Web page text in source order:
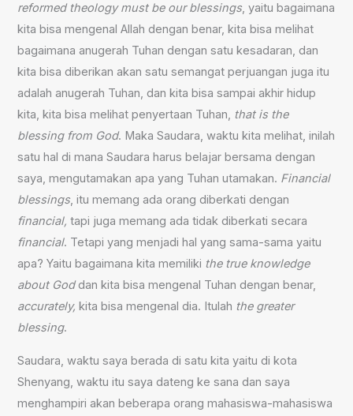
reformed theology must be our blessings, yaitu bagaimana
kita bisa mengenal Allah dengan benar, kita bisa melihat
bagaimana anugerah Tuhan dengan satu kesadaran, dan
kita bisa diberikan akan satu semangat perjuangan juga itu
adalah anugerah Tuhan, dan kita bisa sampai akhir hidup
kita, kita bisa melihat penyertaan Tuhan, that is the
blessing from God. Maka Saudara, waktu kita melihat, inilah
satu hal di mana Saudara harus belajar bersama dengan
saya, mengutamakan apa yang Tuhan utamakan. Financial
blessings, itu memang ada orang diberkati dengan
financial, tapi juga memang ada tidak diberkati secara
financial. Tetapi yang menjadi hal yang sama-sama yaitu
apa? Yaitu bagaimana kita memiliki the true knowledge
about Goddan kita bisa mengenal Tuhan dengan benar,
accurately, kita bisa mengenal dia. Itulah the greater
blessing.
Saudara, waktu saya berada di satu kita yaitu di kota
Shenyang, waktu itu saya dateng ke sana dan saya
menghampiri akan beberapa orang mahasiswa-mahasiswa